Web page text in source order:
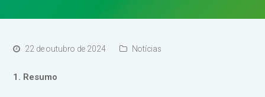
22 de outubro de 2024 Notícias
1. Resumo